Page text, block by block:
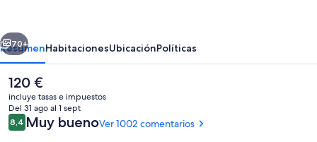
Siguiente
70+
ResumenHabitacionesUbicaciónPolíticas
El
precio
actual
es
de
120 €
incluye tasas e impuestos
Del 31 ago al 1 sept
Comentarios
8,48,4 de 10
Muy buenoVer 1002 comentarios